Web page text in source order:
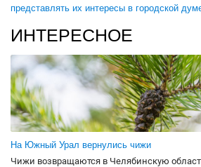
представлять их интересы в городской
ИНТЕРЕСНОЕ
На Южный Урал вернулись чижи
Чижи возвращаются в Челябинскую